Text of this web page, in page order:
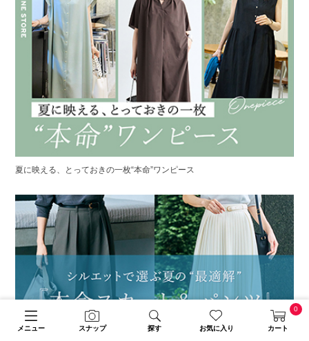
メニュー スナップ 探す お気に入り カート
0
夏に映える、とっておきの一枚“本命”ワンピース